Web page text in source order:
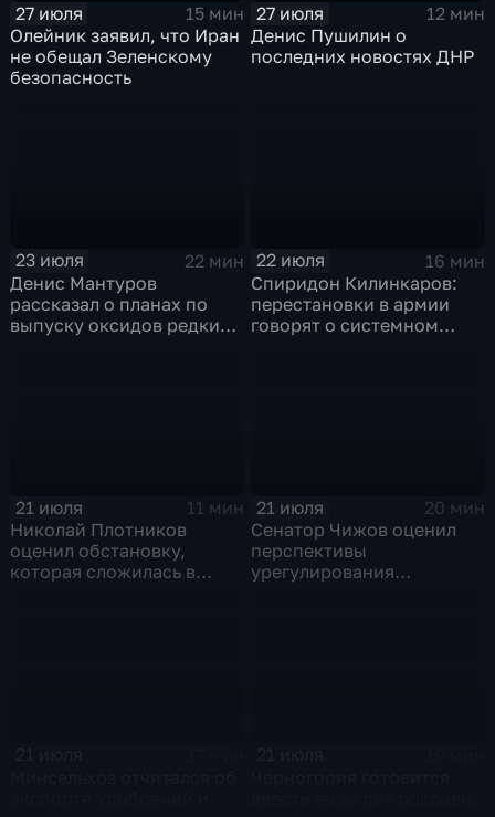
27 июля
15 мин
Олейник заявил, что Иран
не обещал Зеленскому
безопасность
27 июля
12 мин
Денис Пушилин о
последних новостях ДНР
23 июля
22 мин
Денис Мантуров
рассказал о планах по
выпуску оксидов редких
22 июля
16 мин
Спиридон Килинкаров:
перестановки в армии
говорят о системном
21 июля
11 мин
Николай Плотников
оценил обстановку,
которая сложилась в
21 июля
20 мин
Сенатор Чижов оценил
перспективы
урегулирования